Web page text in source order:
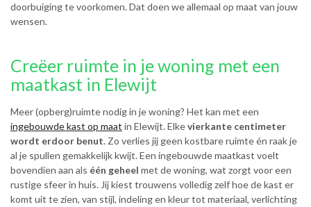
doorbuiging te voorkomen. Dat doen we allemaal op maat van jouw
wensen.
Creëer ruimte in je woning met een
maatkast in Elewijt
Meer (opberg)ruimte nodig in je woning? Het kan met een
ingebouwde kast op maat in Elewijt. Elkevierkante centimeter
wordt erdoor benut. Zo verlies jij geen kostbare ruimte én raak je
al je spullen gemakkelijk kwijt. Een ingebouwde maatkast voelt
bovendien aan als één geheel met de woning, wat zorgt voor een
rustige sfeer in huis. Jij kiest trouwens volledig zelf hoe de kast er
komt uit te zien, van stijl, indeling en kleur tot materiaal, verlichting